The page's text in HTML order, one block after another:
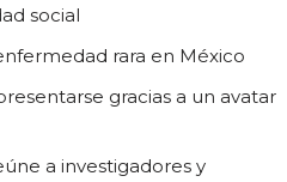
social
rara en México
gracias a un avatar
a investigadores y